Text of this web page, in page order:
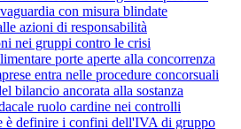
con misura blindate
azioni di responsabilità
nei gruppi contro le crisi
porte aperte alla concorrenza
entra nelle procedure concorsuali
bilancio ancorata alla sostanza
ruolo cardine nei controlli
è definire i confini dell'IVA di gruppo